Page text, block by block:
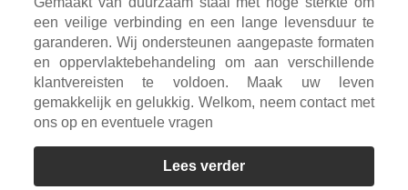
een ​​veilige verbinding en een lange levensduur te
garanderen. Wij ondersteunen aangepaste formaten
en oppervlaktebehandeling om aan verschillende
klantvereisten te voldoen. Maak uw leven
gemakkelijk en gelukkig. Welkom, neem contact met
ons op en eventuele vragen
Lees verder